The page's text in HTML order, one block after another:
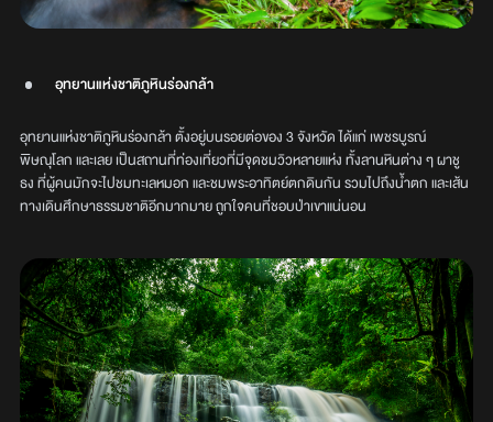
อุทยานแห่งชาติภูหินร่องกล้า
อุทยานแห่งชาติภูหินร่องกล้า ตั้งอยู่บนรอยต่อของ 3 จังหวัด ได้แก่ เพชรบูรณ์
พิษณุโลก และเลย เป็นสถานที่ท่องเที่ยวที่มีจุดชมวิวหลายแห่ง ทั้งลานหินต่าง ๆ ผาชู
ธง ที่ผู้คนมักจะไปชมทะเลหมอก และชมพระอาทิตย์ตกดินกัน รวมไปถึงน้ำตก และเส้น
ทางเดินศึกษาธรรมชาติอีกมากมาย ถูกใจคนที่ชอบป่าเขาแน่นอน